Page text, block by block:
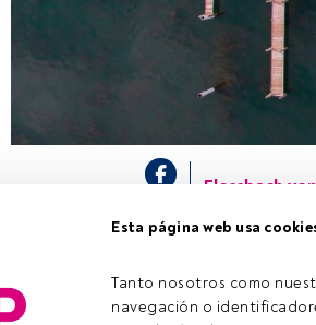
Esta página web usa
Tanto nosotros como
navegación o
Flossbach
Langenhan,
en el actual